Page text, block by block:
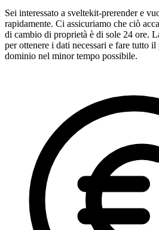
Sei interessato a sveltekit-prerender e
rapidamente. Ci assicuriamo che ciò
di cambio di proprietà è di sole 24 ore.
per ottenere i dati necessari e fare tutto
dominio nel minor tempo possibile.